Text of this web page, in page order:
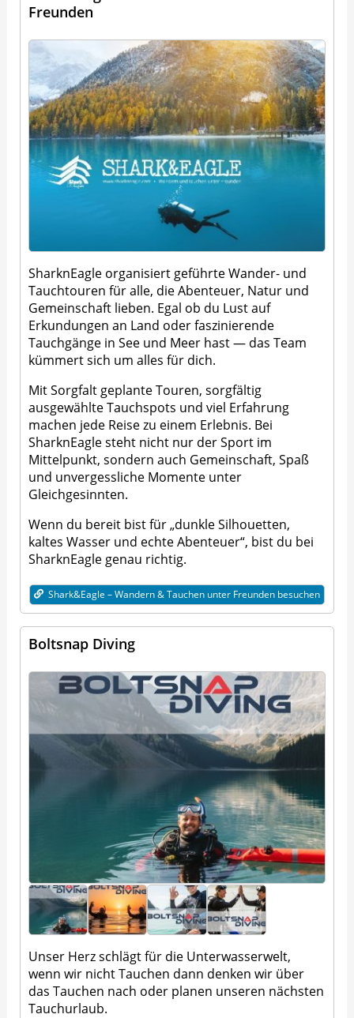
Freunden
SharknEagle organisiert geführte Wander- und
Tauchtouren für alle, die Abenteuer, Natur und
Gemeinschaft lieben. Egal ob du Lust auf
Erkundungen an Land oder faszinierende
Tauchgänge in See und Meer hast — das Team
kümmert sich um alles für dich.
Mit Sorgfalt geplante Touren, sorgfältig
ausgewählte Tauchspots und viel Erfahrung
machen jede Reise zu einem Erlebnis. Bei
SharknEagle steht nicht nur der Sport im
Mittelpunkt, sondern auch Gemeinschaft, Spaß
und unvergessliche Momente unter
Gleichgesinnten.
Wenn du bereit bist für „dunkle Silhouetten,
kaltes Wasser und echte Abenteuer“, bist du bei
SharknEagle genau richtig.
Shark&Eagle – Wandern & Tauchen unter Freunden besuchen
Boltsnap Diving
Unser Herz schlägt für die Unterwasserwelt,
wenn wir nicht Tauchen dann denken wir über
das Tauchen nach oder planen unseren nächsten
Tauchurlaub.